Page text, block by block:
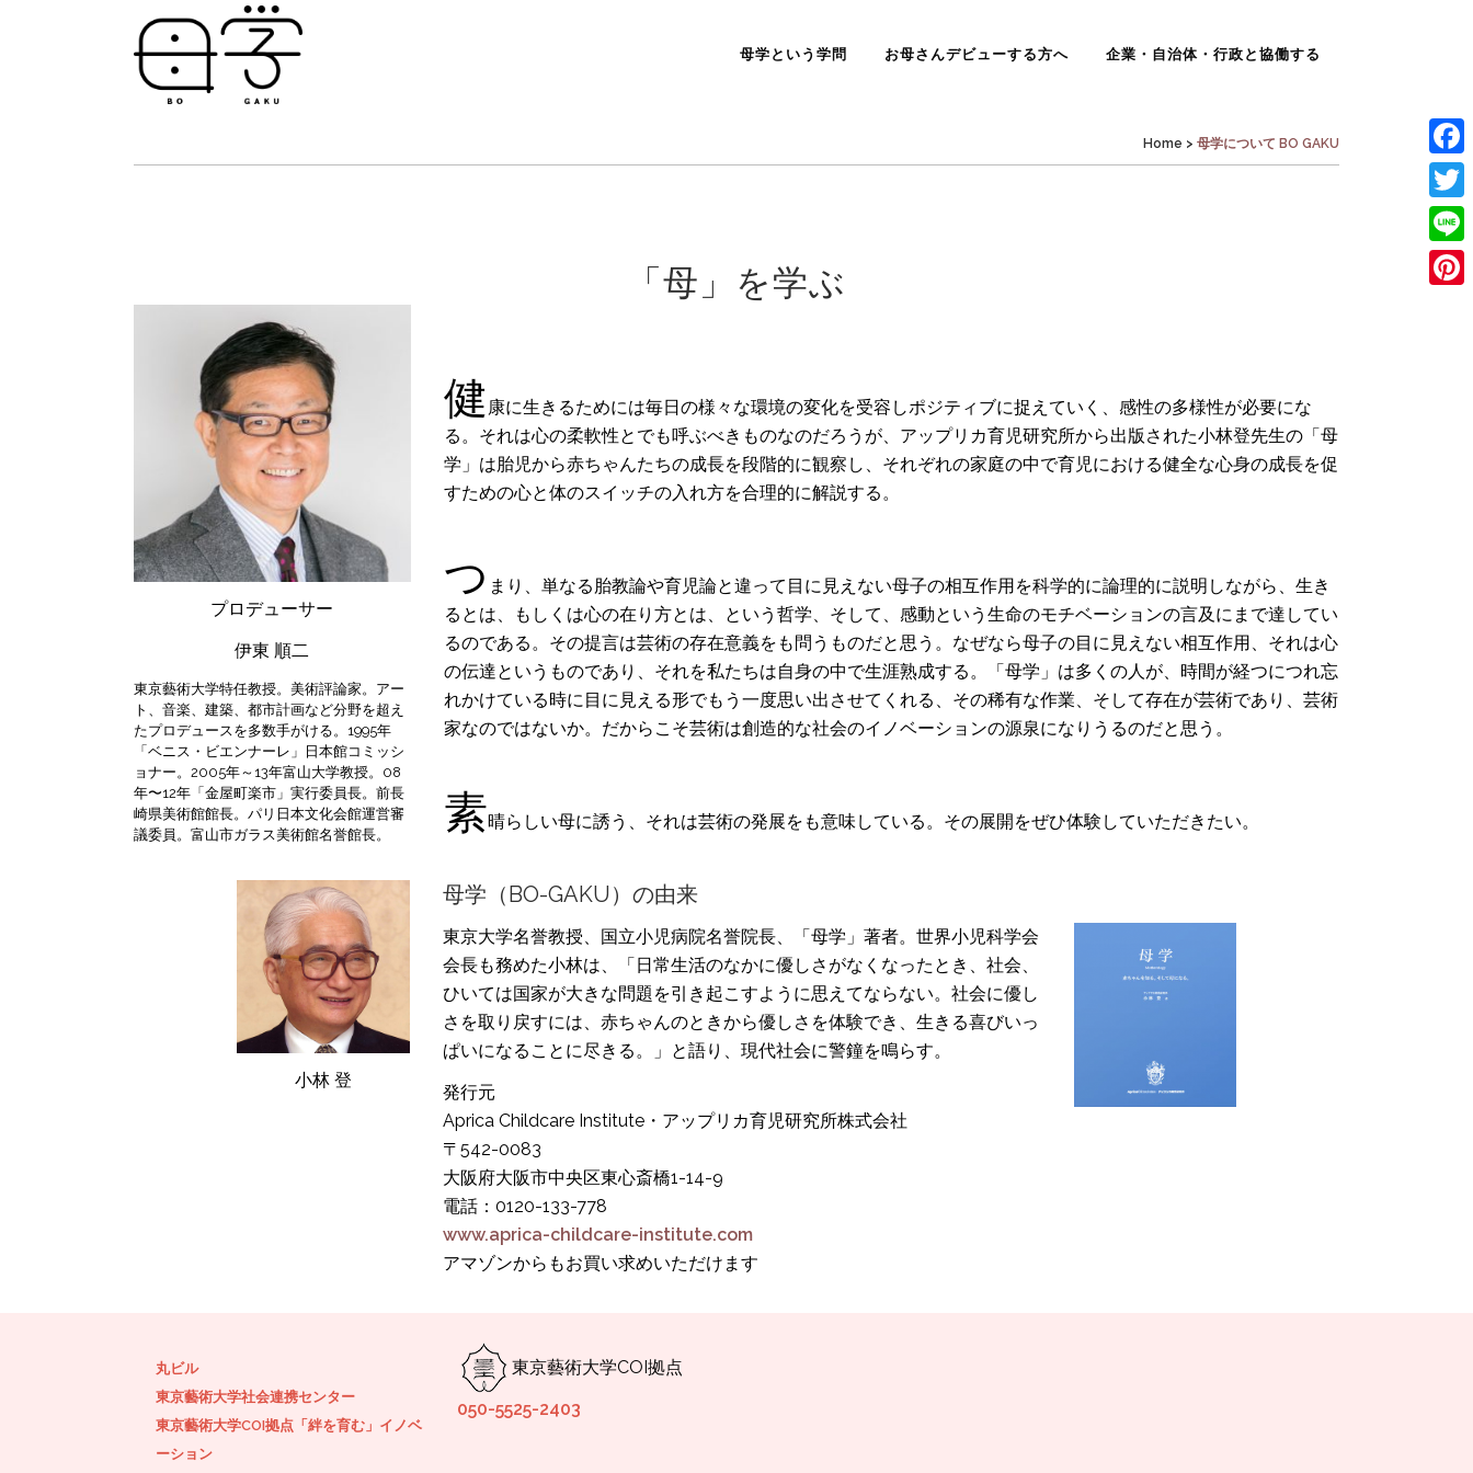
母学という学問 お母さんデビューする方へ 企業・自治体・行政と協働する
Home > 母学について BO GAKU
「母」を学ぶ
プロデューサー
伊東 順二
東京藝術大学特任教授。美術評論家。アー
ト、音楽、建築、都市計画など分野を超え
たプロデュースを多数手がける。1995年
「ベニス・ビエンナーレ」日本館コミッシ
ョナー。2005年～13年富山大学教授。08
年〜12年「金屋町楽市」実行委員長。前長
崎県美術館館長。パリ日本文化会館運営審
議委員。富山市ガラス美術館名誉館長。
健 康に生きるためには毎日の様々な環境の変化を受容しポジティブに捉えていく、感性の多様性が必要にな
る。それは心の柔軟性とでも呼ぶべきものなのだろうが、アップリカ育児研究所から出版された小林登先生の「母
学」は胎児から赤ちゃんたちの成長を段階的に観察し、それぞれの家庭の中で育児における健全な心身の成長を促
すための心と体のスイッチの入れ方を合理的に解説する。
つ まり、単なる胎教論や育児論と違って目に見えない母子の相互作用を科学的に論理的に説明しながら、生き
るとは、もしくは心の在り方とは、という哲学、そして、感動という生命のモチベーションの言及にまで達してい
るのである。その提言は芸術の存在意義をも問うものだと思う。なぜなら母子の目に見えない相互作用、それは心
の伝達というものであり、それを私たちは自身の中で生涯熟成する。「母学」は多くの人が、時間が経つにつれ忘
れかけている時に目に見える形でもう一度思い出させてくれる、その稀有な作業、そして存在が芸術であり、芸術
家なのではないか。だからこそ芸術は創造的な社会のイノベーションの源泉になりうるのだと思う。
素晴らしい母に誘う、それは芸術の発展をも意味している。その展開をぜひ体験していただきたい。
小林 登
母学（BO-GAKU）の由来
東京大学名誉教授、国立小児病院名誉院長、「母学」著者。世界小児科学会
会長も務めた小林は、「日常生活のなかに優しさがなくなったとき、社会、
ひいては国家が大きな問題を引き起こすように思えてならない。社会に優し
さを取り戻すには、赤ちゃんのときから優しさを体験でき、生きる喜びいっ
ぱいになることに尽きる。」と語り、現代社会に警鐘を鳴らす。
発行元
Aprica Childcare Institute・アップリカ育児研究所株式会社
〒542-0083
大阪府大阪市中央区東心斎橋1-14-9
電話：0120-133-778
www.aprica-childcare-institute.com
アマゾンからもお買い求めいただけます
丸ビル
東京藝術大学社会連携センター
東京藝術大学COI拠点「絆を育む」イノベ
ーション
東京藝術大学COI拠点
050-5525-2403
Line